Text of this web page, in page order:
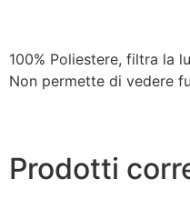
100% Poliestere, filtra la
Non permette di vedere
Prodotti